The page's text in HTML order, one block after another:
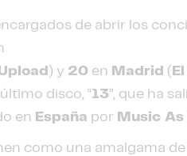
de abrir los
) y 20 en Madrid (
disco, “13”, que ha
en España por Music As
como una amalgama